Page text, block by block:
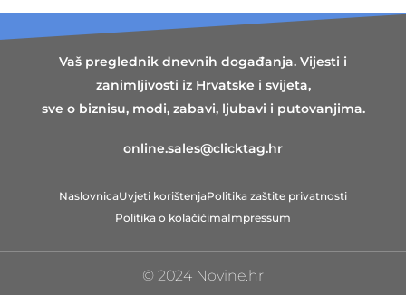
Vaš preglednik dnevnih događanja. Vijesti i
zanimljivosti iz Hrvatske i svijeta,
sve o biznisu, modi, zabavi, ljubavi i putovanjima.
online.sales@clicktag.hr
NaslovnicaUvjeti korištenjaPolitika zaštite privatnosti
Politika o kolačićimaImpressum
© 2024 Novine.hr